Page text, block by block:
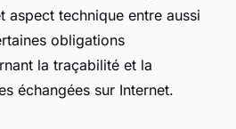
aspect technique entre aussi
obligations
la traçabilité et la
échangées sur Internet.